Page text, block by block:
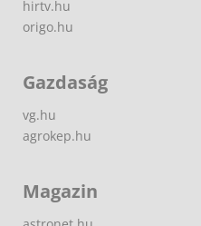
hirtv.hu
origo.hu
Gazdaság
vg.hu
agrokep.hu
Magazin